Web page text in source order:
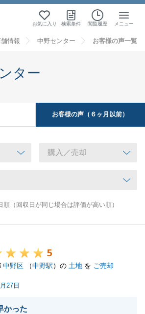
お気に入り 検索条件 閲覧履歴 メニュー
舗情報 中野センター お客様の声一覧
ター
お客様の声（６ヶ月以前）
（回収日が同じ場合は評価が高い順）
5
中野区 （中野駅）の 土地 を ご売却
27日
かった